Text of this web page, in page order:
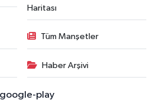
Haritası
Tüm Manşetler
Haber Arşivi